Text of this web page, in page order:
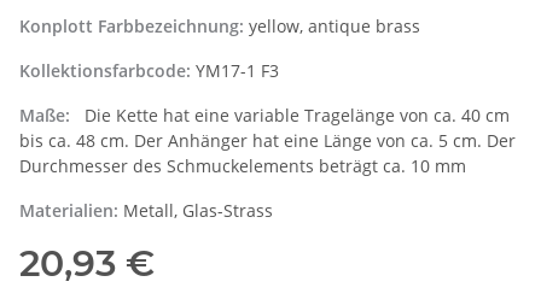
Konplott Farbbezeichnung: yellow, antique brass
Kollektionsfarbcode: YM17-1 F3
Maße:
Die Kette hat eine variable Tragelänge von ca. 40 cm
bis ca. 48 cm. Der Anhänger hat eine Länge von ca. 5 cm. Der
Durchmesser des Schmuckelements beträgt ca. 10 mm
Materialien: Metall, Glas-Strass
20,93 €